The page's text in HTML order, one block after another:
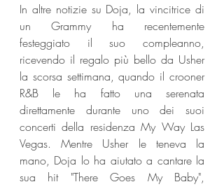
In altre notizie su Doja, la vincitrice di
un Grammy ha recentemente
festeggiato il suo compleanno,
ricevendo il regalo più bello da Usher
la scorsa settimana, quando il crooner
R&B le ha fatto una serenata
direttamente durante uno dei suoi
concerti della residenza My Way Las
Vegas. Mentre Usher le teneva la
mano, Doja lo ha aiutato a cantare la
sua hit "There Goes My Baby",